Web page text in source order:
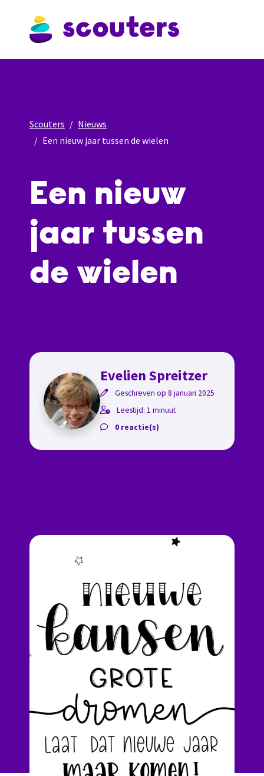
Scouters
Nieuws
Een nieuw jaar tussen de wielen
Een nieuw
jaar tussen
de wielen
Evelien Spreitzer
Geschreven op 8 januari 2025
Leestijd: 1 minuut
0 reactie(s)